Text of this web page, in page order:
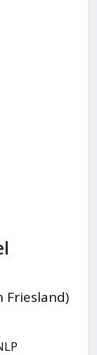
Friesland)